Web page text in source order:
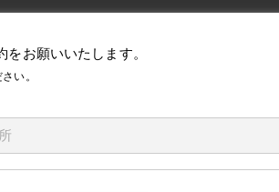
お願いいたします。
い。